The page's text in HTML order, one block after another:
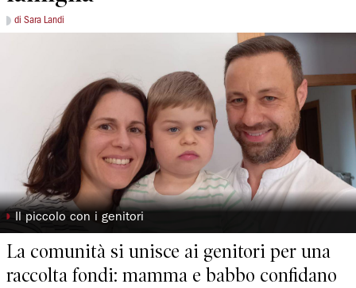
di Sara Landi
◗ Il piccolo con i genitori
La comunità si unisce ai genitori per una
raccolta fondi: mamma e babbo confidano